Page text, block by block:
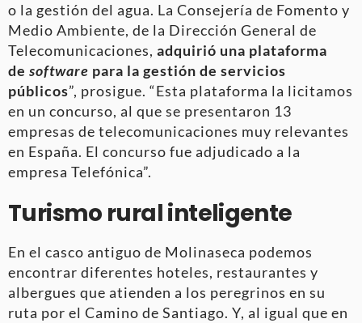
o la gestión del agua. La Consejería de Fomento y
Medio Ambiente, de la Dirección General de
Telecomunicaciones, adquirió una plataforma
de software para la gestión de servicios
públicos”, prosigue. “Esta plataforma la licitamos
en un concurso, al que se presentaron 13
empresas de telecomunicaciones muy relevantes
en España. El concurso fue adjudicado a la
empresa Telefónica”.
Turismo rural inteligente
En el casco antiguo de Molinaseca podemos
encontrar diferentes hoteles, restaurantes y
albergues que atienden a los peregrinos en su
ruta por el Camino de Santiago. Y, al igual que en